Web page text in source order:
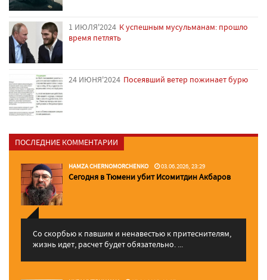
1 ИЮЛЯ'2024 К успешным мусульманам: прошло
время петлять
24 ИЮНЯ'2024 Посеявший ветер пожинает бурю
ПОСЛЕДНИЕ КОММЕНТАРИИ
HAMZA CHERNOMORCHENKO 03.06.2026, 23:29
Сегодня в Тюмени убит Исомитдин Акбаров
Со скорбью к павшим и ненавестью к притеснителям,
жизнь идет, расчет будет обязательно. ...